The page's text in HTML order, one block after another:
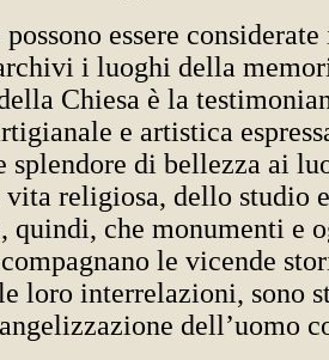
essere
i luoghi della
Chiesa è la
e artistica
splendore di bellezza ai
religiosa, dello studio
quindi, che monumenti e
le vicende
loro interrelazioni, sono
dell’uomo